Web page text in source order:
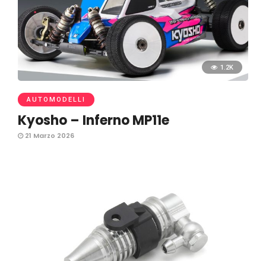
1.2K
AUTOMODELLI
Kyosho – Inferno MP11e
21 Marzo 2026